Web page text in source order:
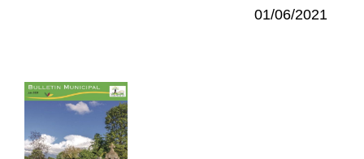
01/06/2021